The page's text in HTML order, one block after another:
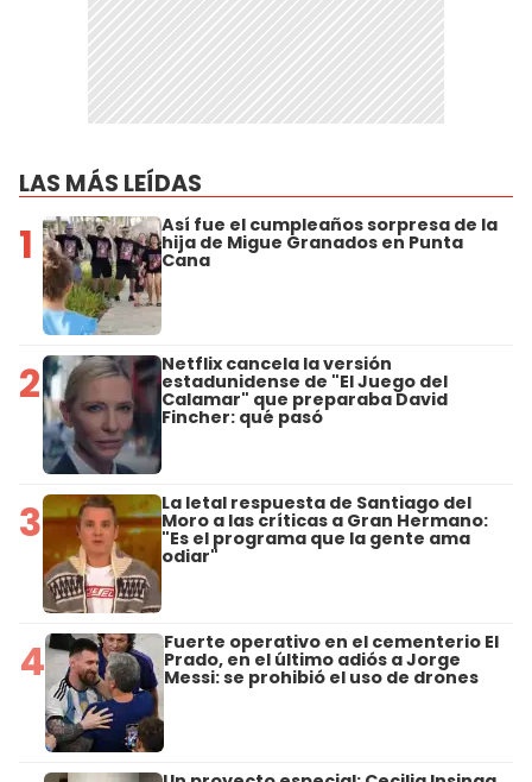
LAS MÁS LEÍDAS
1 Así fue el cumpleaños sorpresa de la
hija de Migue Granados en Punta
Cana
2 Netflix cancela la versión
estadunidense de "El Juego del
Calamar" que preparaba David
Fincher: qué pasó
3 La letal respuesta de Santiago del
Moro a las críticas a Gran Hermano:
"Es el programa que la gente ama
odiar"
4 Fuerte operativo en el cementerio El
Prado, en el último adiós a Jorge
Messi: se prohibió el uso de drones